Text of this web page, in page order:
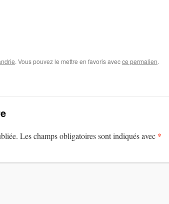
. Vous pouvez le mettre en favoris avecce permalien.
Les champs obligatoires sont indiqués avec *